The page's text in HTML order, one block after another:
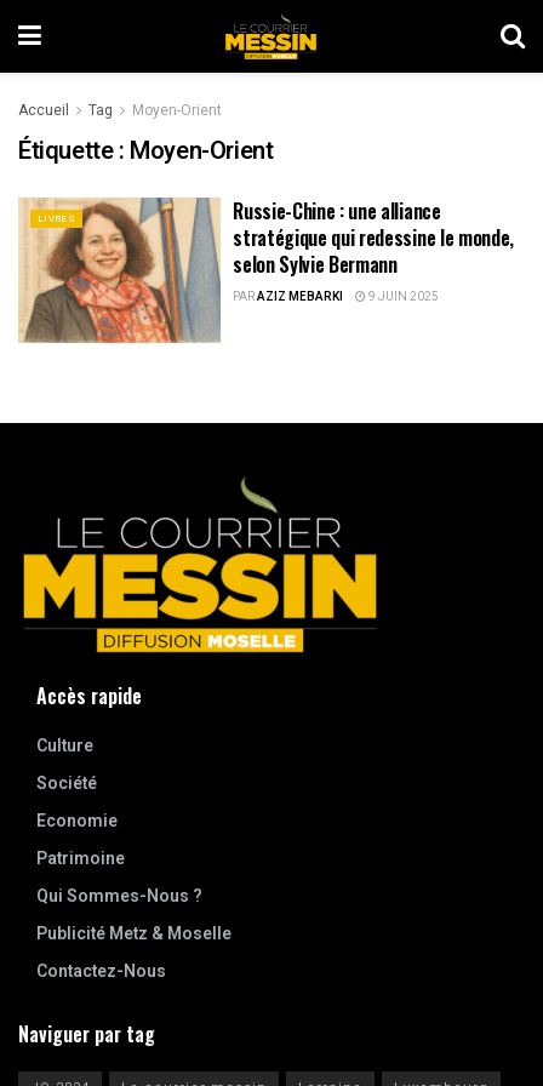
Accueil Tag Moyen-Orient
Étiquette : Moyen-Orient
LIVRES
Russie-Chine : une alliance
stratégique qui redessine le monde,
selon Sylvie Bermann
PARAZIZ MEBARKI 9 JUIN 2025
Accès rapide
Culture
Société
Economie
Patrimoine
Qui Sommes-Nous ?
Publicité Metz & Moselle
Contactez-Nous
Naviguer par tag